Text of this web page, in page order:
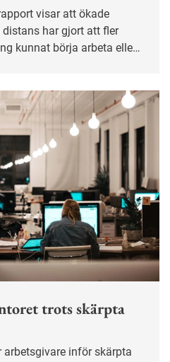
har gjort att fler
kunnat börja arbeta eller
trots skärpta